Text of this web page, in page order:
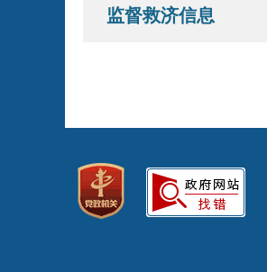
监督救济信息